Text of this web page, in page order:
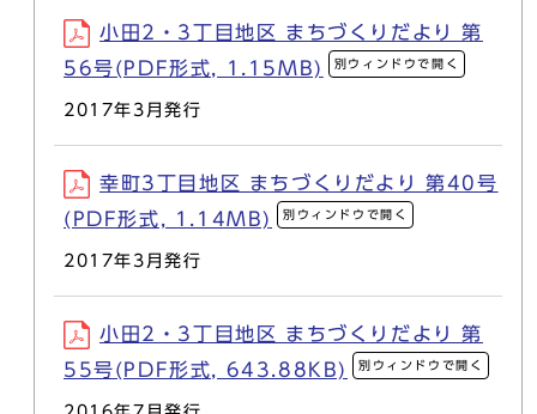
小田2・3丁目地区 まちづくりだより 第
56号(PDF形式, 1.15MB)
別ウィンドウで開く
2017年3月発行
幸町3丁目地区 まちづくりだより 第40号
(PDF形式, 1.14MB)
別ウィンドウで開く
2017年3月発行
小田2・3丁目地区 まちづくりだより 第
55号(PDF形式, 643.88KB)
別ウィンドウで開く